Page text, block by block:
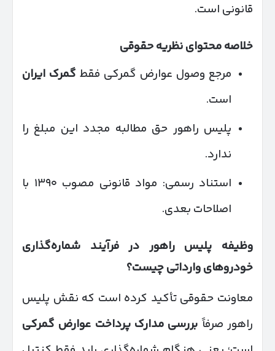
قانونی است.
خلاصه محتوای نظریه حقوقی
مرجع وصول عوارض گمرکی فقط گمرک ایران
است.
پلیس راهور حق مطالبه مجدد این مبلغ را
ندارد.
استناد رسمی: مواد قانونی مصوب ۱۳۹۰ با
اصلاحات بعدی.
وظیفه پلیس راهور در فرآیند شماره‌گذاری
خودروهای وارداتی چیست؟
معاونت حقوقی تأکید کرده است که نقش پلیس
راهور صرفاً بررسی مدارک پرداخت عوارض گمرکی